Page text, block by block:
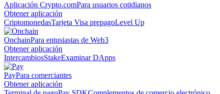
Aplicación Crypto.comPara usuarios cotidianos
Obtener aplicación
CriptomonedasTarjeta Visa prepagoLevel Up
OnchainPara entusiastas de Web3
Obtener aplicación
IntercambiosStakeExaminar DApps
PayPara comerciantes
Obtener aplicación